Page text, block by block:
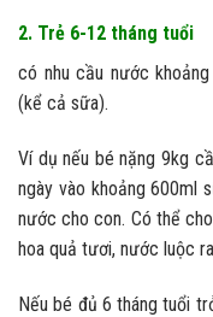
2. Trẻ 6-12 tháng tuổi
có nhu cầu nước
(kể cả sữa).
Ví dụ nếu bé nặng 9kg
ngày vào khoảng 600ml
nước cho con. Có thể
hoa quả tươi, nước luộc
Nếu bé đủ 6 tháng tuổi